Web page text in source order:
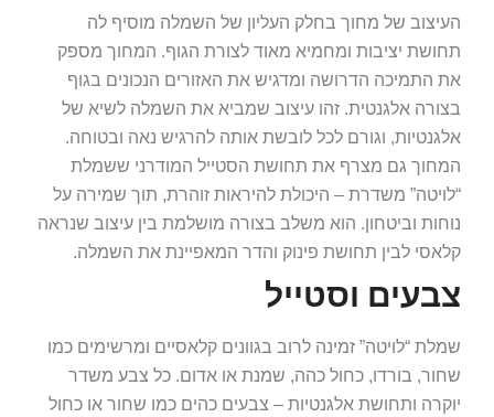
העיצוב של מחוך בחלק העליון של השמלה מוסיף לה
תחושת יציבות ומחמיא מאוד לצורת הגוף. המחוך מספק
את התמיכה הדרושה ומדגיש את האזורים הנכונים בגוף
בצורה אלגנטית. זהו עיצוב שמביא את השמלה לשיא של
אלגנטיות, וגורם לכל לובשת אותה להרגיש נאה ובטוחה.
המחוך גם מצרף את תחושת הסטייל המודרני ששמלת
“לויטה” משדרת – היכולת להיראות זוהרת, תוך שמירה על
נוחות וביטחון. הוא משלב בצורה מושלמת בין עיצוב שנראה
קלאסי לבין תחושת פינוק והדר המאפיינת את השמלה.
צבעים וסטייל
שמלת “לויטה” זמינה לרוב בגוונים קלאסיים ומרשימים כמו
שחור, בורדו, כחול כהה, שמנת או אדום. כל צבע משדר
יוקרה ותחושת אלגנטיות – צבעים כהים כמו שחור או כחול